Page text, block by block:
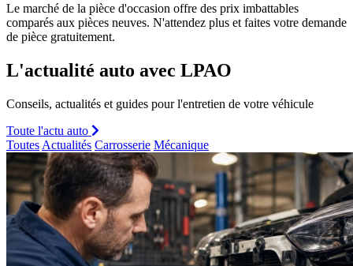
Le marché de la pièce d'occasion offre des prix imbattables
comparés aux pièces neuves. N'attendez plus et faites votre demande
de pièce gratuitement.
L'actualité auto avec LPAO
Conseils, actualités et guides pour l'entretien de votre véhicule
Toute l'actu auto
Toutes Actualités Carrosserie Mécanique